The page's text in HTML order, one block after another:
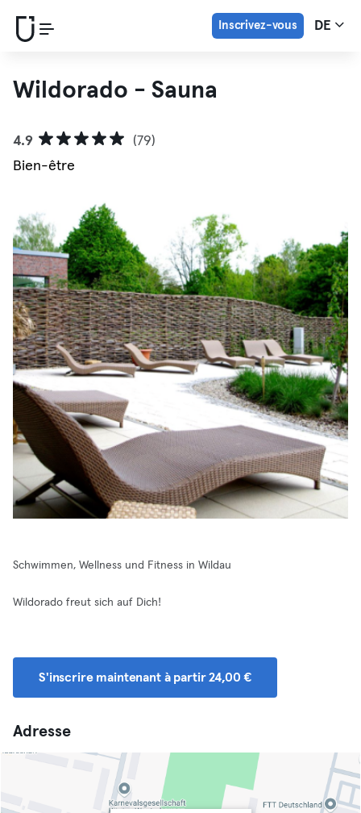
Inscrivez-vous DE
Wildorado - Sauna
4.9
(79)
Bien-être
Schwimmen, Wellness und Fitness in Wildau
Wildorado freut sich auf Dich!
S'inscrire maintenant à partir 24,00 €
Adresse